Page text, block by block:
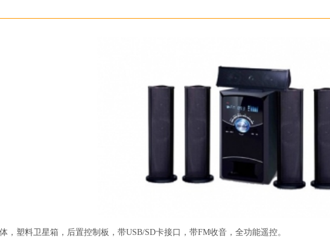
，塑料卫星箱，后置控制板，带USB/SD卡接口，带FM收音，全功能遥控。